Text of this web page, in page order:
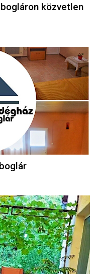
közvetlen